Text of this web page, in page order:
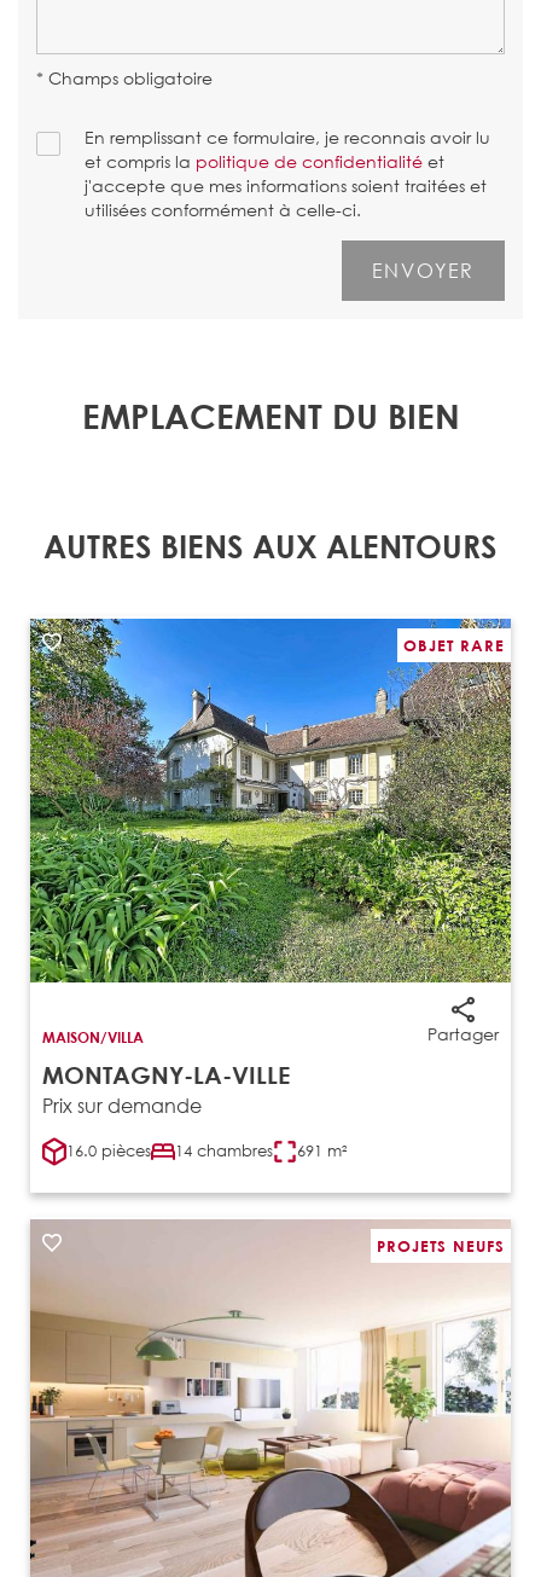
* Champs obligatoire
En remplissant ce formulaire, je reconnais avoir lu
et compris la politique de confidentialité et
j'accepte que mes informations soient traitées et
utilisées conformément à celle-ci.
EMPLACEMENT DU BIEN
AUTRES BIENS AUX ALENTOURS
OBJET RARE
Partager
MAISON/VILLA
MONTAGNY-LA-VILLE
Prix sur demande
16.0 pièces 14 chambres 691 m²
PROJETS NEUFS